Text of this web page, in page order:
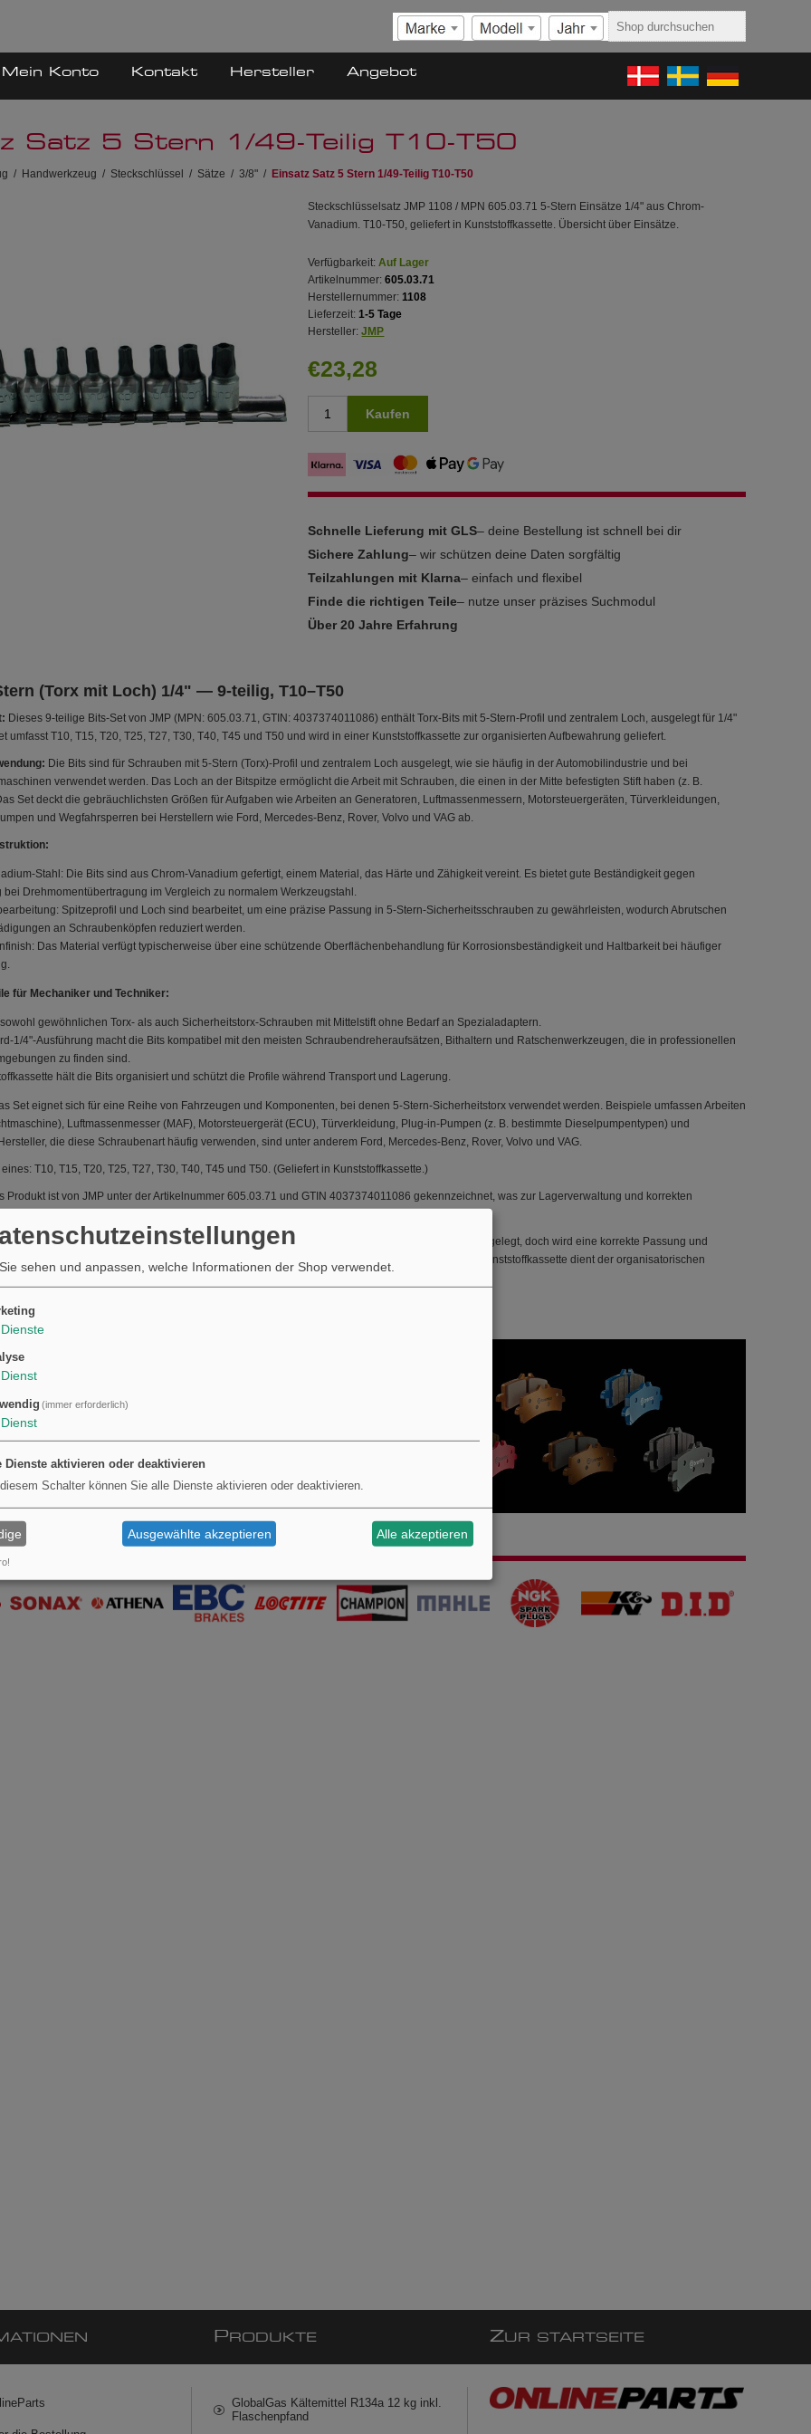
Mein Konto Kontakt Hersteller Angebot
Satz 5 Stern 1/49-Teilig T10-T50
/ Handwerkzeug / Steckschlüssel / Sätze / 3/8" / Einsatz Satz 5 Stern 1/49-Teilig T10-T50
Steckschlüsselsatz JMP 1108 / MPN 605.03.71 5‑Stern Einsätze 1/4" aus Chrom-
Vanadium. T10-T50, geliefert in Kunststoffkassette. Übersicht über Einsätze.
Verfügbarkeit: Auf Lager
Artikelnummer: 605.03.71
Herstellernummer: 1108
Lieferzeit: 1-5 Tage
Hersteller: JMP
€23,28
Kaufen
Schnelle Lieferung mit GLS– deine Bestellung ist schnell bei dir
Sichere Zahlung– wir schützen deine Daten sorgfältig
Teilzahlungen mit Klarna– einfach und flexibel
Finde die richtigen Teile– nutze unser präzises Suchmodul
Über 20 Jahre Erfahrung
(Torx mit Loch) 1/4" — 9-teilig, T10–T50
Dieses 9-teilige Bits-Set von JMP (MPN: 605.03.71, GTIN: 4037374011086) enthält Torx-Bits mit 5-Stern-Profil und zentralem Loch, ausgelegt für 1/4"
umfasst T10, T15, T20, T25, T27, T30, T40, T45 und T50 und wird in einer Kunststoffkassette zur organisierten Aufbewahrung geliefert.
Die Bits sind für Schrauben mit 5-Stern (Torx)-Profil und zentralem Loch ausgelegt, wie sie häufig in der Automobilindustrie und bei
verwendet werden. Das Loch an der Bitspitze ermöglicht die Arbeit mit Schrauben, die einen in der Mitte befestigten Stift haben (z. B.
Set deckt die gebräuchlichsten Größen für Aufgaben wie Arbeiten an Generatoren, Luftmassenmessern, Motorsteuergeräten, Türverkleidungen,
und Wegfahrsperren bei Herstellern wie Ford, Mercedes-Benz, Rover, Volvo und VAG ab.
Stahl: Die Bits sind aus Chrom-Vanadium gefertigt, einem Material, das Härte und Zähigkeit vereint. Es bietet gute Beständigkeit gegen
bei Drehmomentübertragung im Vergleich zu normalem Werkzeugstahl.
Spitzeprofil und Loch sind bearbeitet, um eine präzise Passung in 5-Stern-Sicherheitsschrauben zu gewährleisten, wodurch Abrutschen
an Schraubenköpfen reduziert werden.
Das Material verfügt typischerweise über eine schützende Oberflächenbehandlung für Korrosionsbeständigkeit und Haltbarkeit bei häufiger
für Mechaniker und Techniker:
gewöhnlichen Torx- als auch Sicherheitstorx-Schrauben mit Mittelstift ohne Bedarf an Spezialadaptern.
1/4"-Ausführung macht die Bits kompatibel mit den meisten Schraubendreheraufsätzen, Bithaltern und Ratschenwerkzeugen, die in professionellen
zu finden sind.
hält die Bits organisiert und schützt die Profile während Transport und Lagerung.
Set eignet sich für eine Reihe von Fahrzeugen und Komponenten, bei denen 5-Stern-Sicherheitstorx verwendet werden. Beispiele umfassen Arbeiten
Luftmassenmesser (MAF), Motorsteuergerät (ECU), Türverkleidung, Plug-in-Pumpen (z. B. bestimmte Dieselpumpentypen) und
die diese Schraubenart häufig verwenden, sind unter anderem Ford, Mercedes-Benz, Rover, Volvo und VAG.
T10, T15, T20, T25, T27, T30, T40, T45 und T50. (Geliefert in Kunststoffkassette.)
Produkt ist von JMP unter der Artikelnummer 605.03.71 und GTIN 4037374011086 gekennzeichnet, was zur Lagerverwaltung und korrekten
Werkstatt verwendet werden kann.
und Profiltoleranzen sind für wiederholten Gebrauch in professionellen Umgebungen ausgelegt, doch wird eine korrekte Passung und
empfohlen, um Beschädigungen an Sicherheitsschrauben oder Bitspitzen zu vermeiden. Die Kunststoffkassette dient der organisatorischen
schützt die Bits vor Verlust und äußeren Einflüssen.
P RODUKTE
GlobalGas Kältemittel R134a 12 kg inkl.
Flaschenpfand
ZUR STARTSEITE
sehen und anpassen, welche Informationen der Shop verwendet.
Dienste
Dienst
(immer erforderlich)
Dienst
Dienste aktivieren oder deaktivieren
Schalter können Sie alle Dienste aktivieren oder deaktivieren.
Ausgewählte akzeptieren Alle akzeptieren